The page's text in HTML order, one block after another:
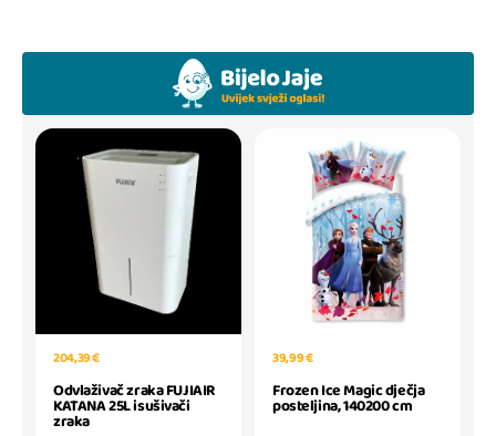
204,39 €
Odvlaživač zraka FUJIAIR
KATANA 25L isušivači
zraka
39,99 €
Frozen Ice Magic dječja
posteljina, 140200 cm